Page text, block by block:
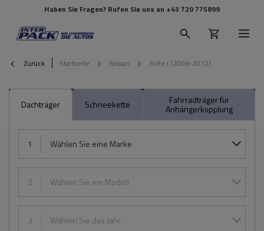
Haben Sie Fragen? Rufen Sie uns an +43 720 775899
Zurück Startseite Nissan Note I (2006-2012)
Dachträger Schneekette Fahrradträger für
Anhängerkupplung
1 Wählen Sie eine Marke
2 Wählen Sie ein Modell
3 Wählen Sie das Jahr